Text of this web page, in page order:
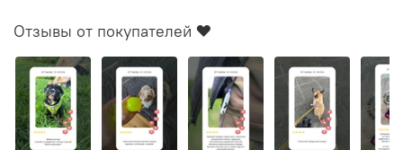
Отзывы от покупателей ❤️